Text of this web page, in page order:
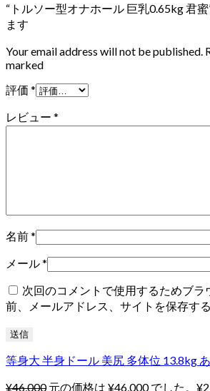
“トルソー型オナホール 巨乳0.65kg 君
ます
Your email address will not be published.
marked
評価 *
レビュー *
名前*
メール*
次回のコメントで使用するためブラ
前、メールアドレス、サイトを保存する
等身大 半身ドール 美尻 多体位 13.8kg
¥46,000 元の価格は ¥46,000 でした。 ¥